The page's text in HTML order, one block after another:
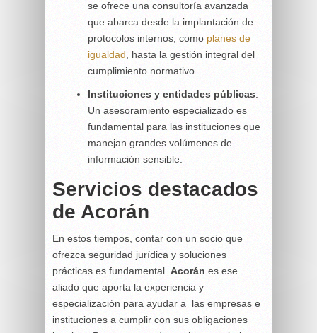
se ofrece una consultoría avanzada
que abarca desde la implantación de
protocolos internos, como planes de
igualdad, hasta la gestión integral del
cumplimiento normativo.
Instituciones y entidades públicas.
Un asesoramiento especializado es
fundamental para las instituciones que
manejan grandes volúmenes de
información sensible.
Servicios destacados
de Acorán
En estos tiempos, contar con un socio que
ofrezca seguridad jurídica y soluciones
prácticas es fundamental. Acorán es ese
aliado que aporta la experiencia y
especialización para ayudar a las empresas e
instituciones a cumplir con sus obligaciones